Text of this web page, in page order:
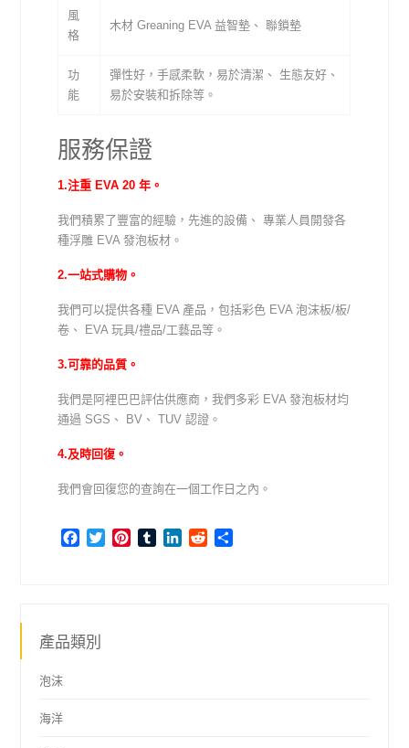
風
格
木材 Greaning EVA 益智墊、 聯鎖墊
功
能
彈性好，手感柔軟，易於清潔、 生態友好、
易於安裝和拆除等。
服務保證
1.注重 EVA 20 年。
我們積累了豐富的經驗，先進的設備、 專業人員開發各
種浮雕 EVA 發泡板材。
2.一站式購物。
我們可以提供各種 EVA 產品，包括彩色 EVA 泡沫板/板/
卷、 EVA 玩具/禮品/工藝品等。
3.可靠的品質。
我們是阿裡巴巴評估供應商，我們多彩 EVA 發泡板材均
通過 SGS、 BV、 TUV 認證。
4.及時回復。
我們會回復您的查詢在一個工作日之內。
Facebook
TwitterPinterestTumblrLinkedInReddit
產品類別
泡沫
海洋